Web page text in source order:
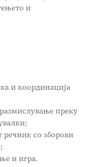
и
и координација
преку
речник со зборови
и игра.